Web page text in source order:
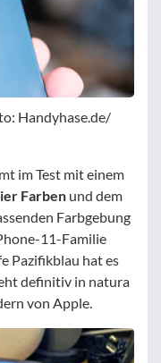
Handyhase.de/
im Test mit einem
Farben und dem
Farbgebung
11-Familie
Pazifikblau hat es
definitiv in natura
von Apple.